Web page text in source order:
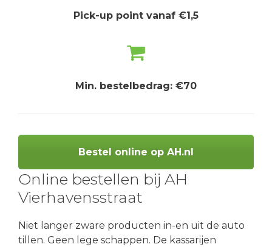
Pick-up point vanaf €1,5
Min. bestelbedrag: €70
Bestel online op AH.nl
Online bestellen bij AH
Vierhavensstraat
Niet langer zware producten in-en uit de auto
tillen. Geen lege schappen. De kassarijen